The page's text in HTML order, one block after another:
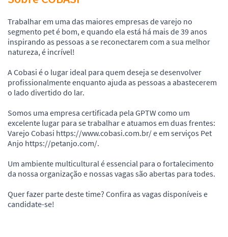
Trabalhar em uma das maiores empresas de varejo no
segmento pet é bom, e quando ela está há mais de 39 anos
inspirando as pessoas a se reconectarem com a sua melhor
natureza, é incrível!
A Cobasi é o lugar ideal para quem deseja se desenvolver
profissionalmente enquanto ajuda as pessoas a abastecerem
o lado divertido do lar.
Somos uma empresa certificada pela GPTW como um
excelente lugar para se trabalhar e atuamos em duas frentes:
Varejo Cobasi https://www.cobasi.com.br/ e em serviços Pet
Anjo https://petanjo.com/.
Um ambiente multicultural é essencial para o fortalecimento
da nossa organização e nossas vagas são abertas para todes.
Quer fazer parte deste time? Confira as vagas disponíveis e
candidate-se!